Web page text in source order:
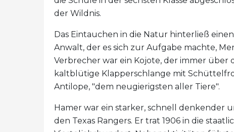
der Wildnis.
Das Eintauchen in die Natur hinterließ
Anwalt, der es sich zur Aufgabe machte,
Verbrecher war ein Kojote, der immer über
kaltblütige Klapperschlange mit
Antilope, "dem neugierigsten aller Tiere".
Hamer war ein starker, schnell denkender
den Texas Rangers. Er trat 1906 in die